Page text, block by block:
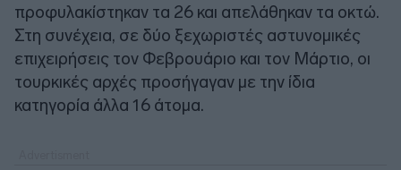
προφυλακίστηκαν τα 26 και απελάθηκαν τα οκτώ.
Στη συνέχεια, σε δύο ξεχωριστές αστυνομικές
επιχειρήσεις τον Φεβρουάριο και τον Μάρτιο, οι
τουρκικές αρχές προσήγαγαν με την ίδια
κατηγορία άλλα 16 άτομα.